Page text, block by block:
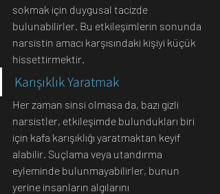
sokmak için duygusal tacizde
bulunabilirler. Bu etkileşimlerin sonunda
narsistin amacı karşısındaki kişiyi küçük
hissettirmektir.
Karışıklık Yaratmak
Her zaman sinsi olmasa da, bazı gizli
narsistler, etkileşimde bulundukları biri
için kafa karışıklığı yaratmaktan keyif
alabilir. Suçlama veya utandırma
eyleminde bulunmayabilirler, bunun
yerine insanların algılarını